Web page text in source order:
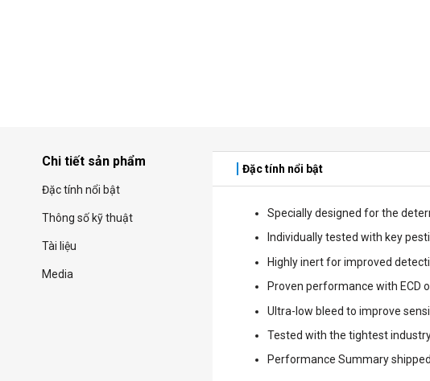
Chi tiết sản phẩm
Đặc tính nổi bật
Thông số kỹ thuật
Tài liệu
Media
Đặc tính nổi bật
Specially designed for the
Individually tested with key
Highly inert for improved
Proven performance with ECD
Ultra-low bleed to improve
Tested with the tightest
Performance Summary